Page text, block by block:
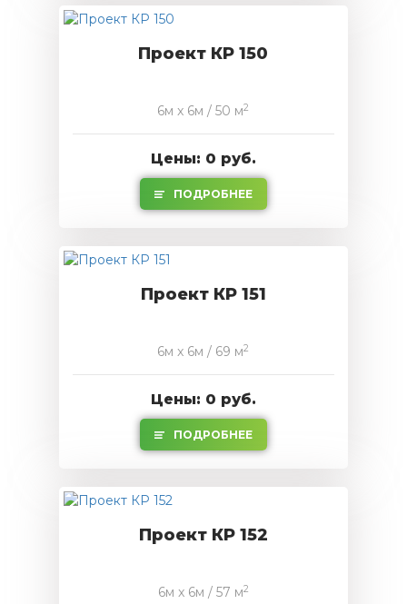
Проект КР 150
6м x 6м / 50 м2
Цены: 0 руб.
ПОДРОБНЕЕ
Проект КР 151
6м x 6м / 69 м2
Цены: 0 руб.
ПОДРОБНЕЕ
Проект КР 152
6м x 6м / 57 м2